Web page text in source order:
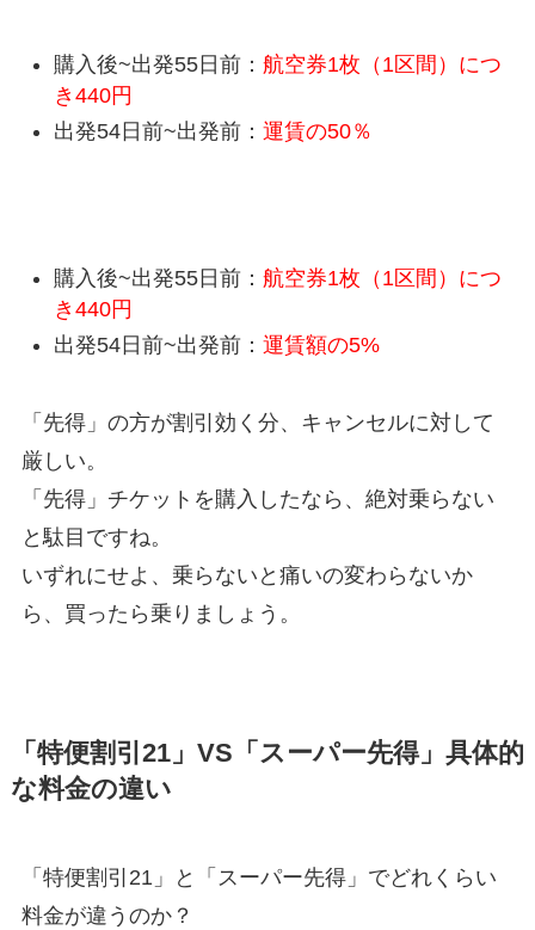
購入後~出発55日前： 航空券1枚（1区間）につ
き440円
出発54日前~出発前： 運賃の50％
購入後~出発55日前： 航空券1枚（1区間）につ
き440円
出発54日前~出発前： 運賃額の5%
「先得」の方が割引効く分、キャンセルに対して
厳しい。
「先得」チケットを購入したなら、絶対乗らない
と駄目ですね。
いずれにせよ、乗らないと痛いの変わらないか
ら、買ったら乗りましょう。
「特便割引21」VS「スーパー先得」具体的
な料金の違い
「特便割引21」と「スーパー先得」でどれくらい
料金が違うのか？